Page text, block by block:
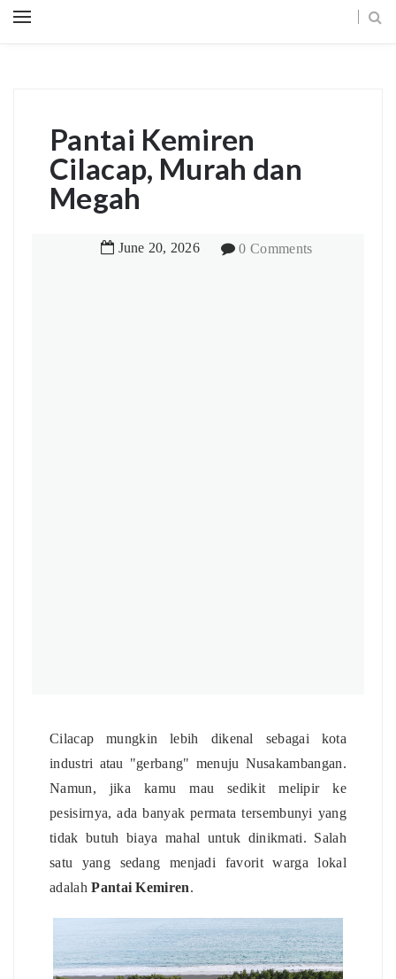
Pantai Kemiren
Cilacap, Murah dan
Megah
June 20, 2026 0 Comments
Cilacap mungkin lebih dikenal sebagai kota
industri atau "gerbang" menuju Nusakambangan.
Namun, jika kamu mau sedikit melipir ke
pesisirnya, ada banyak permata tersembunyi yang
tidak butuh biaya mahal untuk dinikmati. Salah
satu yang sedang menjadi favorit warga lokal
adalahPantai Kemiren.